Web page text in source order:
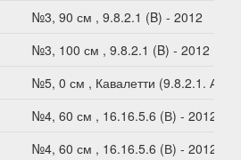
№3, 90 см , 9.8.2.1 (B) - 2012
№3, 100 см , 9.8.2.1 (B) - 2012
№5, 0 см , Кавалетти (9.8.2.1. А)
№4, 60 см , 16.16.5.6 (В) - 2012
№4, 60 см , 16.16.5.6 (В) - 2012